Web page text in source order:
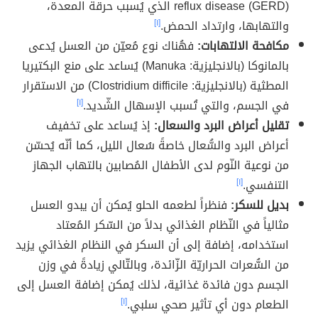
reflux disease (GERD) الذي يُسبب حرقة المعدة،
والتهابها، وارتداد الحمض.[١]
مكافحة الالتهابات: فهُناك نوع مُعيّن من العسل يُدعى
بالمانوكا (بالانجليزية: Manuka) يُساعد على منع البكتيريا
المطثية (بالانجليزية: Clostridium difficile) من الاستقرار
في الجسم، والتي تُسبب الإسهال الشّديد.[١]
تقليل أعراض البرد والسعال: إذ يُساعد على تخفيف
أعراض البرد والسُّعال خاصةً سُعال الليل، كما أنّه يُحسّن
من نوعية النّوم لدى الأطفال المُصابين بالتهاب الجهاز
التنفسي.[١]
بديل للسكر: فنظراً لطعمه الحلو يُمكن أن يبدو العسل
مثالياً في النّظام الغذائي بدلاً من السّكر المُعتاد
استخدامه، إضافة إلى أن السكر في النظام الغذائي يزيد
من السُّعرات الحراريّة الزّائدة، وبالتّالي زيادةً في وزن
الجسم دون فائدة غذائية، لذلك يُمكن إضافة العسل إلى
الطعام دون أي تأثير صحي سلبي.[١]